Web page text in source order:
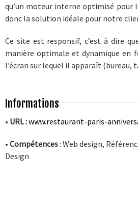
qu’un moteur interne optimisé pour
donc la solution idéale pour notre
Ce site est responsif, c’est à dire
manière optimale et dynamique en
l’écran sur lequel il apparaît
Informations
• URL :www.restaurant-paris-
• Compétences: Web design,
Design